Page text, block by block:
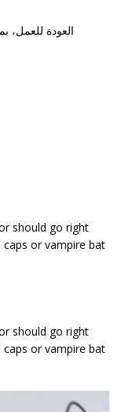
العودة للعمل،
should go right
caps or vampire bat
should go right
caps or vampire bat